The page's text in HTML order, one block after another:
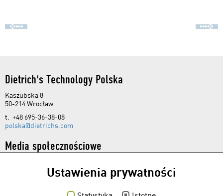
Dietrich's Technology Polska
Kaszubska 8
50-214 Wrocław
t. +48 695-36-38-08
polska@dietrichs.com
Media społecznościowe
Ustawienia prywatności